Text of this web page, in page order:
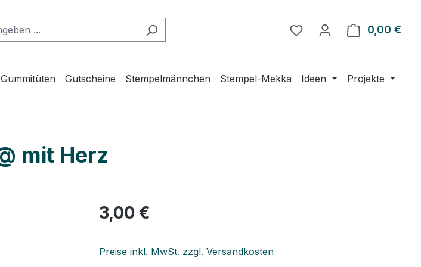
Du hast 0 Produkte auf
0,00 €
Gummitüten Gutscheine Stempelmännchen Stempel-Mekka Ideen Projekte
mit Herz
Regulärer Preis:
3,00 €
Preise inkl. MwSt. zzgl. Versandkosten